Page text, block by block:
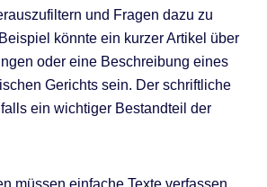
und Fragen dazu zu
könnte ein kurzer Artikel über
oder eine Beschreibung eines
Gerichts sein. Der schriftliche
ein wichtiger Bestandteil der
müssen einfache Texte verfassen